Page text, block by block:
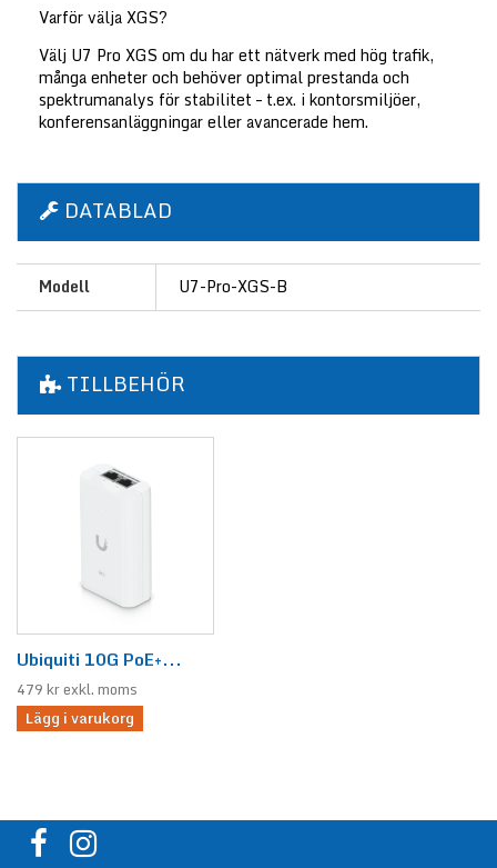
Varför välja XGS?
Välj U7 Pro XGS om du har ett nätverk med hög trafik,
många enheter och behöver optimal prestanda och
spektrumanalys för stabilitet – t.ex. i kontorsmiljöer,
konferensanläggningar eller avancerade hem.
DATABLAD
Modell U7-Pro-XGS-B
TILLBEHÖR
Ubiquiti 10G PoE+...
479 kr exkl. moms
Lägg i varukorg